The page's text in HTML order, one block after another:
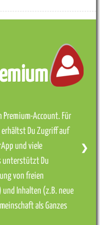
Premium-Account. Für
Du Zugriff auf
und viele
unterstützt Du
von freien
und Inhalten (z.B. neue
als Ganzes
❯